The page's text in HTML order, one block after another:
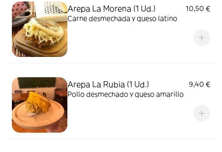
Arepa La Morena (1 Ud.)
10,50 €
Carne desmechada y queso latino
Arepa La Rubia (1 Ud.)
9,40 €
Pollo desmechado y queso amarillo